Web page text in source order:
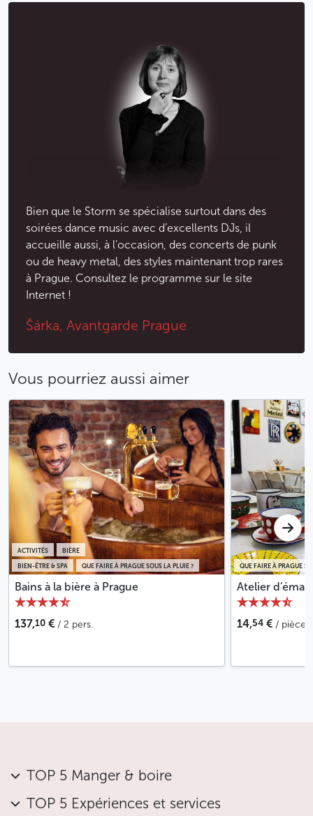
Bien que le Storm se spécialise surtout dans des
soirées dance music avec d’excellents DJs, il
accueille aussi, à l’occasion, des concerts de punk
ou de heavy metal, des styles maintenant trop rares
à Prague. Consultez le programme sur le site
Internet !
Šárka, Avantgarde Prague
Vous pourriez aussi aimer
BIEN-ÊTRE & SPA QUE FAIRE À PRAGUE SOUS LA PLUIE ?
ACTIVITÉS BIÈRE
Bains à la bière à Prague
137,10 € / 2 pers.
QUE FAIRE À PRAGUE
Atelier
14,54 € / pièce
TOP 5 Manger & boire
TOP 5 Expériences et services